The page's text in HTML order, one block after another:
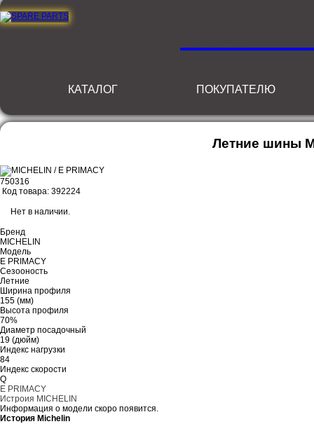
КАТАЛОГ ПОКУПАТЕЛЮ
Летние шины
750316
Код товара: 392224
Бренд
MICHELIN
Модель
E PRIMACY
Сезооность
Летние
Ширина профиля
155 (мм)
Высота профиля
70%
Диаметр посадочный
19 (дюйм)
Индекс нагрузки
84
Индекс скорости
Q
E PRIMACY
Истроия MICHELIN
Информация о модели скоро появится.
История Michelin